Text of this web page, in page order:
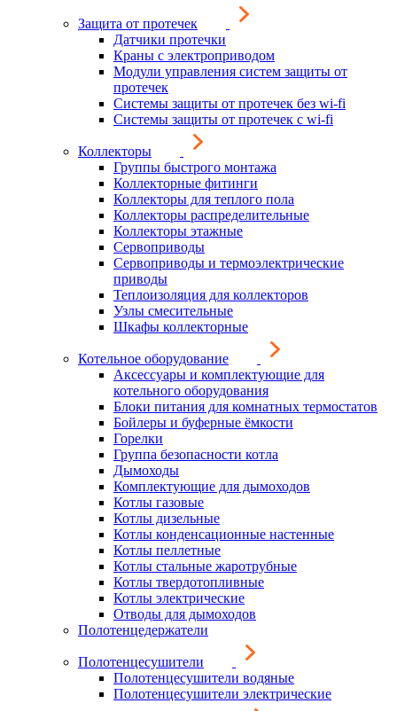
Защита от протечек
Датчики протечки
Краны с электроприводом
Модули управления систем защиты от
протечек
Системы защиты от протечек без wi-fi
Системы защиты от протечек с wi-fi
Коллекторы
Группы быстрого монтажа
Коллекторные фитинги
Коллекторы для теплого пола
Коллекторы распределительные
Коллекторы этажные
Сервоприводы
Сервоприводы и термоэлектрические
приводы
Теплоизоляция для коллекторов
Узлы смесительные
Шкафы коллекторные
Котельное оборудование
Аксессуары и комплектующие для
котельного оборудования
Блоки питания для комнатных термостатов
Бойлеры и буферные ёмкости
Горелки
Группа безопасности котла
Дымоходы
Комплектующие для дымоходов
Котлы газовые
Котлы дизельные
Котлы конденсационные настенные
Котлы пеллетные
Котлы стальные жаротрубные
Котлы твердотопливные
Котлы электрические
Отводы для дымоходов
Полотенцедержатели
Полотенцесушители
Полотенцесушители водяные
Полотенцесушители электрические